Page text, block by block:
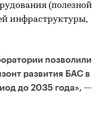
(полезной
инфраструктуры,
позволили
развития БАС в
до 2035 года», —